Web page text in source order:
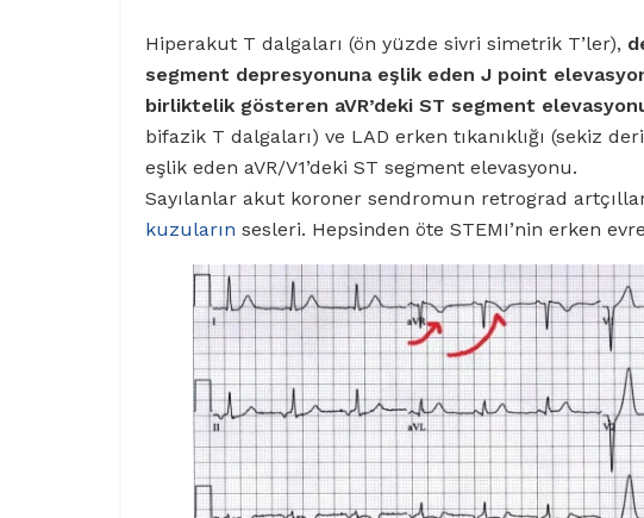
Hiperakut T dalgaları (ön yüzde sivri simetrik T’ler),
segment depresyonuna eşlik eden J point
birliktelik gösteren aVR’deki ST segment
bifazik T dalgaları) ve LAD erken tıkanıklığı (sekiz
eşlik eden aVR/V1’deki ST segment elevasyonu.
Sayılanlar akut koroner sendromun retrograd
kuzuların sesleri. Hepsinden öte STEMI’nin erken